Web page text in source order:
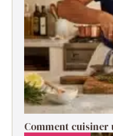
Comment